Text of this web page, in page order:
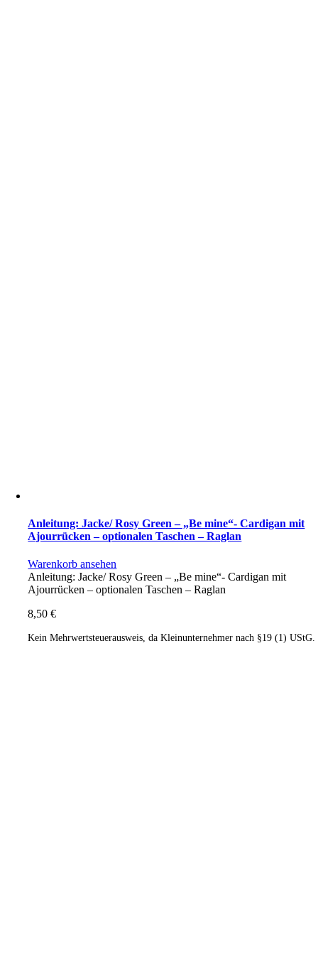
Anleitung: Jacke/ Rosy Green – „Be mine“- Cardigan mit
Ajourrücken – optionalen Taschen – Raglan
Warenkorb ansehen
Anleitung: Jacke/ Rosy Green – „Be mine“- Cardigan mit
Ajourrücken – optionalen Taschen – Raglan
8,50€
Kein Mehrwertsteuerausweis, da Kleinunternehmer nach §19 (1) UStG.